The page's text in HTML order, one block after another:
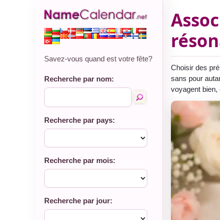
Savez-vous quand est votre fête?
Recherche par nom:
Recherche par pays:
Recherche par mois:
Recherche par jour:
Choisir des
sans pour
voyagent